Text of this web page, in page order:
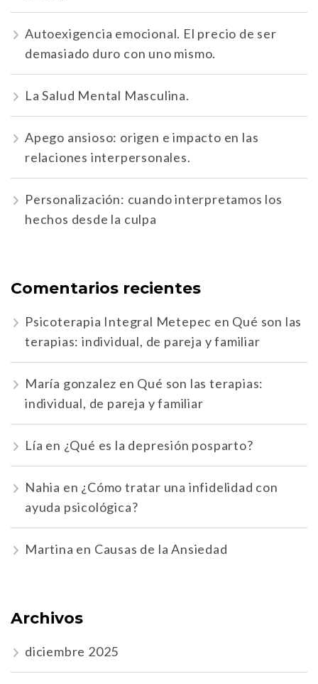
Autoexigencia emocional. El precio de ser
demasiado duro con uno mismo.
La Salud Mental Masculina.
Apego ansioso: origen e impacto en las
relaciones interpersonales.
Personalización: cuando interpretamos los
hechos desde la culpa
Comentarios recientes
Psicoterapia Integral Metepec en Qué son las
terapias: individual, de pareja y familiar
María gonzalez en Qué son las terapias:
individual, de pareja y familiar
Lía en ¿Qué es la depresión posparto?
Nahia en ¿Cómo tratar una infidelidad con
ayuda psicológica?
Martina en Causas de la Ansiedad
Archivos
diciembre 2025